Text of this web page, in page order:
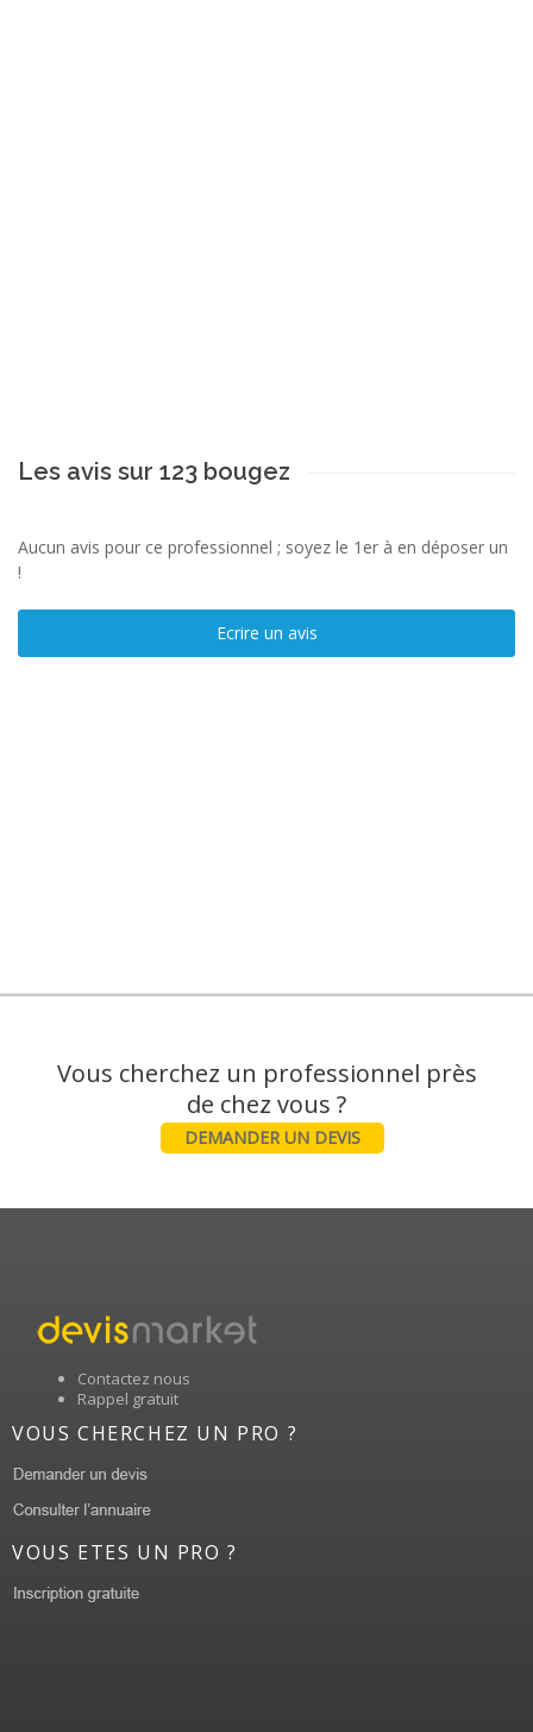
Les avis sur 123 bougez
Aucun avis pour ce professionnel ; soyez le 1er à en déposer un
!
Ecrire un avis
Vous cherchez un professionnel près
DEMANDER UN DEVIS
Contactez nous
Rappel gratuit
VOUS CHERCHEZ UN PRO ?
VOUS ETES UN PRO ?